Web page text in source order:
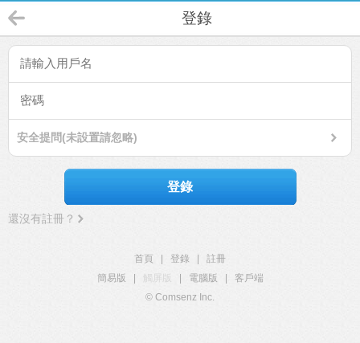
登錄
安全提問(未設置請忽略)
登錄
還沒有註冊？
首頁 登錄
註冊
簡易版
觸屏版 電腦版
客戶端
© Comsenz Inc.